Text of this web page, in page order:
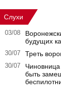
Слухи
03/08
будущих
30/07 Треть
30/07
быть